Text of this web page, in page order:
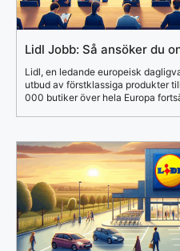
Lidl Jobb: Så ansöker du
Lidl, en ledande europeisk
utbud av förstklassiga produkter
000 butiker över hela Europa